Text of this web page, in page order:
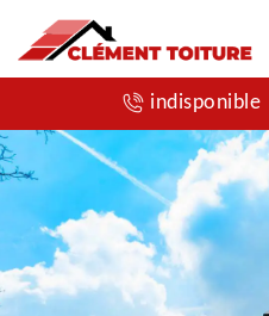
indisponible